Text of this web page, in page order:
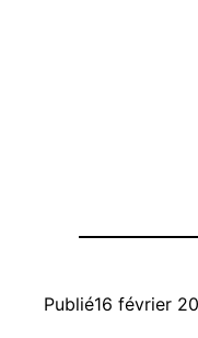
Publié16 février